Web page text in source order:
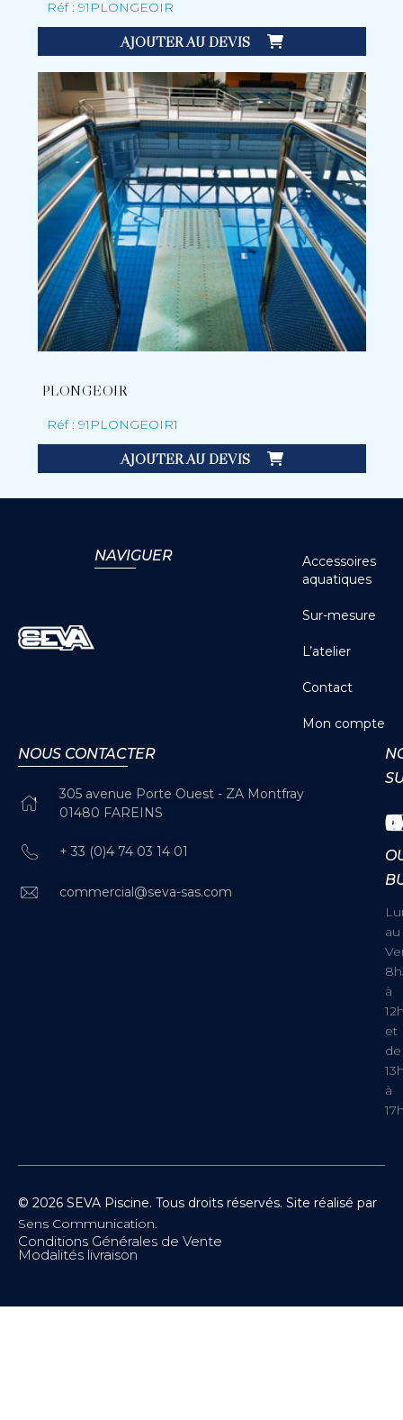
Réf : 91PLONGEOIR
AJOUTER AU DEVIS
PLONGEOIR
Réf : 91PLONGEOIR1
AJOUTER AU DEVIS
NAVIGUER
Accessoires
aquatiques
Sur-mesure
L’atelier
Contact
Mon compte
NOUS CONTACTER
305 avenue Porte Ouest - ZA Montfray
01480 FAREINS
+ 33 (0)4 74 03 14 01
commercial@seva-sas.com
au
à
et
de
à
© 2026 SEVA Piscine. Tous droits réservés. Site réalisé par
Sens Communication.
Conditions Générales de Vente
Modalités livraison